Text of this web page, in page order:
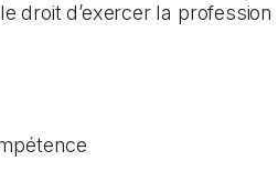
droit d’exercer la profession